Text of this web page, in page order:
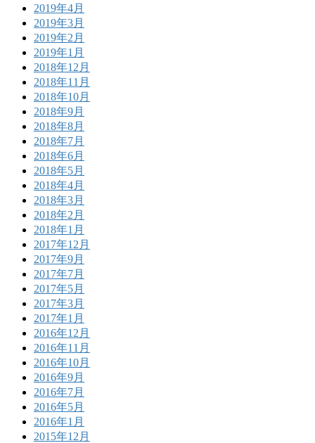
2019年4月
2019年3月
2019年2月
2019年1月
2018年12月
2018年11月
2018年10月
2018年9月
2018年8月
2018年7月
2018年6月
2018年5月
2018年4月
2018年3月
2018年2月
2018年1月
2017年12月
2017年9月
2017年7月
2017年5月
2017年3月
2017年1月
2016年12月
2016年11月
2016年10月
2016年9月
2016年7月
2016年5月
2016年1月
2015年12月